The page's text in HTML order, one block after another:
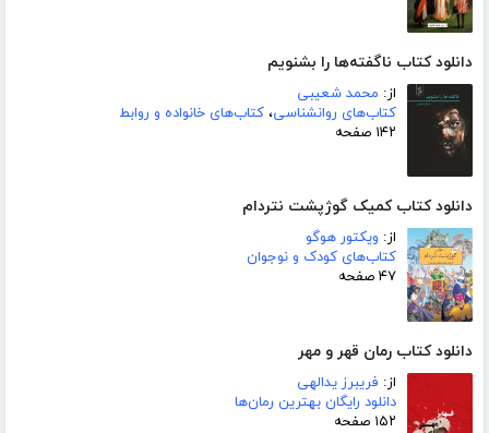
دانلود کتاب ناگفته‌ها را بشنویم
از: محمد شعیبی
کتاب‌های روانشناسی، کتاب‌های خانواده و روابط
۱۴۲ صفحه
دانلود کتاب کمیک گوژپشت نتردام
از: ویکتور هوگو
کتاب‌های کودک و نوجوان
۴۷ صفحه
دانلود کتاب رمان قهر و مهر
از: فریبرز یدالهی
دانلود رایگان بهترین رمان‌ها
۱۵۲ صفحه